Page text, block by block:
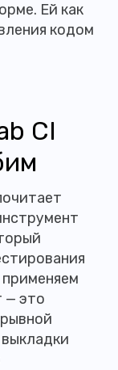
Ей как
кодом
CI
— это